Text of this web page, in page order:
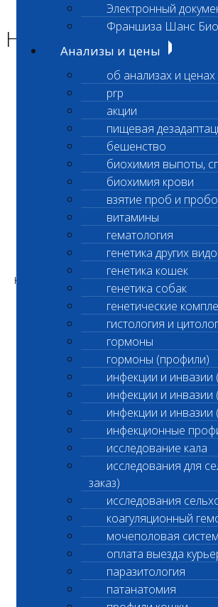
Электронный
Франшиза Шанс Био
Анализы и цены
об анализах и ценах
prp
акции
пищевая
бешенство
биохимия выпоты,
биохимия крови
взятие проб и
витамины
гематология
генетика других
генетика кошек
генетика собак
генетические
гистология и
гормоны
гормоны (профили)
инфекции и инвазии
инфекции и инвазии
инфекции и инвазии
инфекционные
исследование кала
исследования для
заказ)
исследования
коагуляционный
мочеполовая
оплата выезда
паразитология
патанатомия
Новое исследование
Новое исследование
Уважаемые клиенты
С 01.04.2024 во всех
лаборатории доступно новое
Антитела кα-токсину
Clostridium
КОД4223
Цель исследования:
крови крупного рогатого
токсину бактерий рода
Рекомендации:
Использовать в составе
диагностики
Метод
Серологический, реакция:
Минимальное кол-во
Срокготовности:3-5
Материал для
Для анализа необходимо
пробирку для биохимии (с
свертывания (с красной
гранулами, либо в пустую